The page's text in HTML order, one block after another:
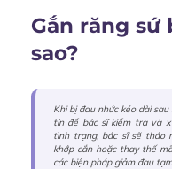
Gắn răng sứ
sao?
Khi bị đau nhức kéo dài
tín để bác sĩ kiểm tra và
tình trạng, bác sĩ sẽ tháo
khớp cắn hoặc thay thế
các biện pháp giảm đau